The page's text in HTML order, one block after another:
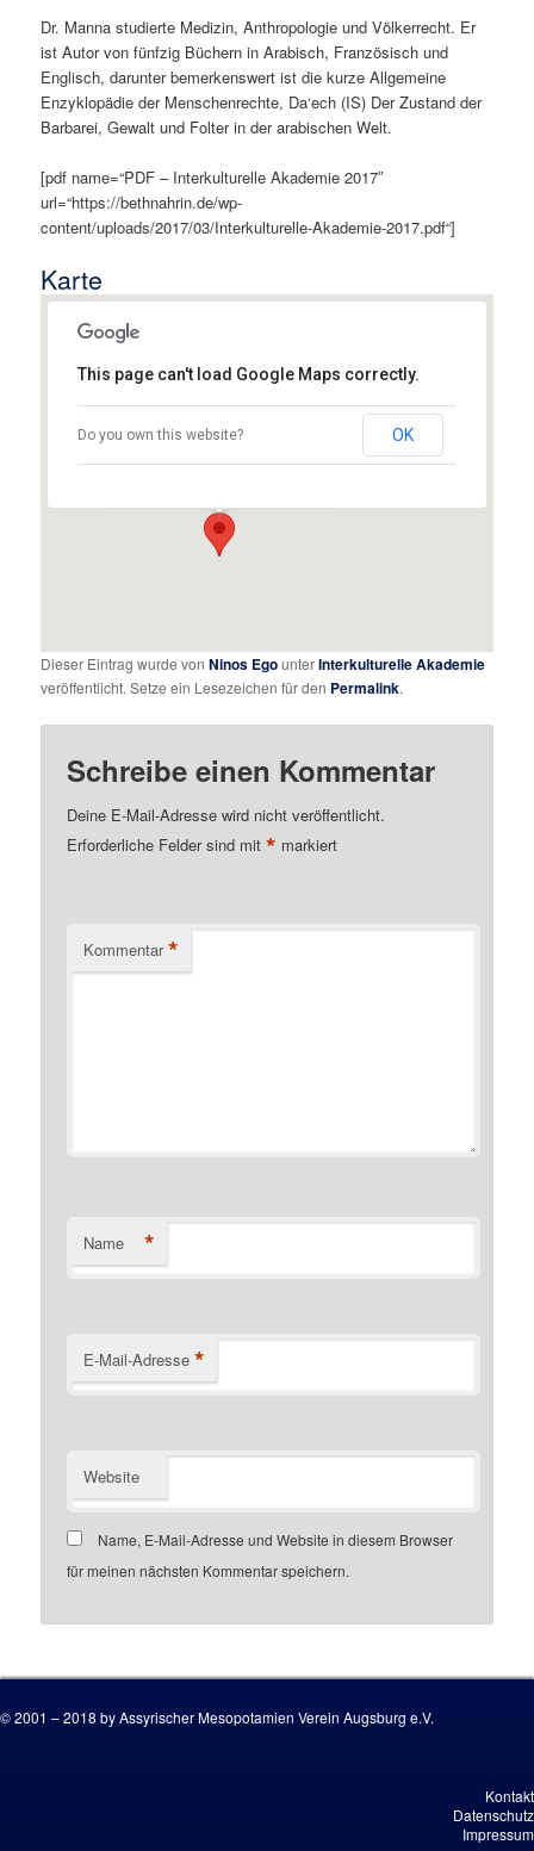
Dr. Manna studierte Medizin, Anthropologie und Völkerrecht. Er
ist Autor von fünfzig Büchern in Arabisch, Französisch und
Englisch, darunter bemerkenswert ist die kurze Allgemeine
Enzyklopädie der Menschenrechte, Da‘ech (IS) Der Zustand der
Barbarei, Gewalt und Folter in der arabischen Welt.
[pdf name=“PDF – Interkulturelle Akademie 2017″
url=“https://bethnahrin.de/wp-
content/uploads/2017/03/Interkulturelle-Akademie-2017.pdf“]
Karte
Zeughaus Augsburg, Raum 112
Details
This page can't load Google Maps correctly.
Do you own this website? OK
Dieser Eintrag wurde vonNinos EgounterInterkulturelle Akademie
veröffentlicht. Setze ein Lesezeichen für den Permalink.
Schreibe einen Kommentar
Deine E-Mail-Adresse wird nicht veröffentlicht.
Erforderliche Felder sind mit* markiert
Kommentar *
Name *
E-Mail-Adresse *
Website
Name, E-Mail-Adresse und Website in diesem Browser
für meinen nächsten Kommentar speichern.
© 2001 – 2018 by Assyrischer Mesopotamien Verein Augsburg e.V.
Kontakt
Datenschutz
Impressum